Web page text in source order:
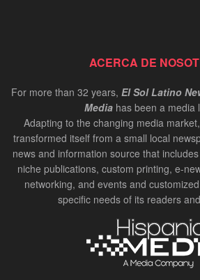
ACERCA DE
For more than 32 years, El Sol Latino
Media has been a media
Adapting to the changing media
transformed itself from a small local
news and information source that
niche publications, custom printing, e-
networking, and events and
specific needs of its readers